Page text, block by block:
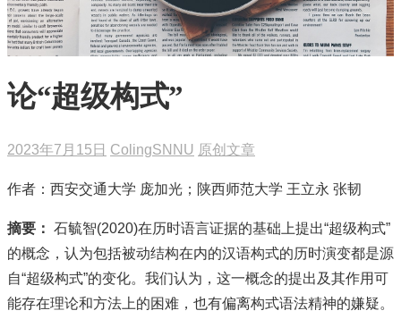
论“超级构式”
2023年7月15日 ColingSNNU 原创文章
作者：西安交通大学 庞加光；陕西师范大学 王立永 张韧
摘要： 石毓智(2020)在历时语言证据的基础上提出“超级构式”
的概念，认为包括被动结构在内的汉语构式的历时演变都是源
自“超级构式”的变化。我们认为，这一概念的提出及其作用可
能存在理论和方法上的困难，也有偏离构式语法精神的嫌疑。